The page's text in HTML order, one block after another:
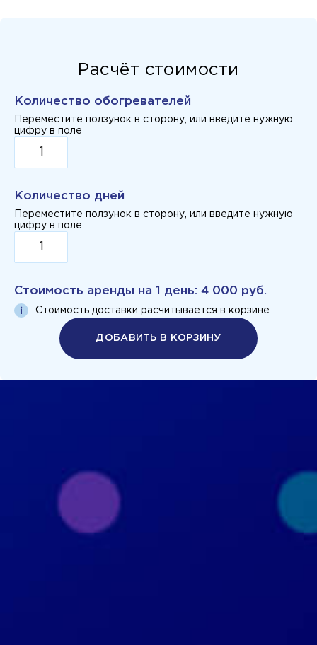
Расчёт стоимости
Количество обогревателей
Переместите ползунок в сторону, или введите нужную
цифру в поле
Количество дней
Переместите ползунок в сторону, или введите нужную
цифру в поле
Стоимость аренды на 1 день: 4 000 руб.
Стоимость доставки расчитывается в корзине
ДОБАВИТЬ В КОРЗИНУ
Политика конфиденциальности
Пользовательское соглашение
+7 926 690 3130